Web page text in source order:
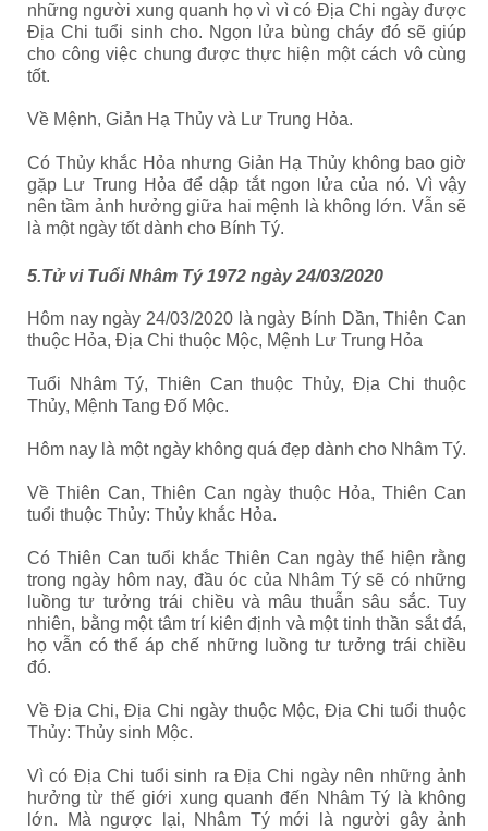
những người xung quanh họ vì vì có Địa Chi ngày được
Địa Chi tuổi sinh cho. Ngọn lửa bùng cháy đó sẽ giúp
cho công việc chung được thực hiện một cách vô cùng
tốt.
Về Mệnh, Giản Hạ Thủy và Lư Trung Hỏa.
Có Thủy khắc Hỏa nhưng Giản Hạ Thủy không bao giờ
gặp Lư Trung Hỏa để dập tắt ngon lửa của nó. Vì vậy
nên tầm ảnh hưởng giữa hai mệnh là không lớn. Vẫn sẽ
là một ngày tốt dành cho Bính Tý.
5.Tử vi Tuổi Nhâm Tý 1972 ngày 24/03/2020
Hôm nay ngày 24/03/2020 là ngày Bính Dần, Thiên Can
thuộc Hỏa, Địa Chi thuộc Mộc, Mệnh Lư Trung Hỏa
Tuổi Nhâm Tý, Thiên Can thuộc Thủy, Địa Chi thuộc
Thủy, Mệnh Tang Đố Mộc.
Hôm nay là một ngày không quá đẹp dành cho Nhâm Tý.
Về Thiên Can, Thiên Can ngày thuộc Hỏa, Thiên Can
tuổi thuộc Thủy: Thủy khắc Hỏa.
Có Thiên Can tuổi khắc Thiên Can ngày thể hiện rằng
trong ngày hôm nay, đầu óc của Nhâm Tý sẽ có những
luồng tư tưởng trái chiều và mâu thuẫn sâu sắc. Tuy
nhiên, bằng một tâm trí kiên định và một tinh thần sắt đá,
họ vẫn có thể áp chế những luồng tư tưởng trái chiều
đó.
Về Địa Chi, Địa Chi ngày thuộc Mộc, Địa Chi tuổi thuộc
Thủy: Thủy sinh Mộc.
Vì có Địa Chi tuổi sinh ra Địa Chi ngày nên những ảnh
hưởng từ thế giới xung quanh đến Nhâm Tý là không
lớn. Mà ngược lại, Nhâm Tý mới là người gây ảnh